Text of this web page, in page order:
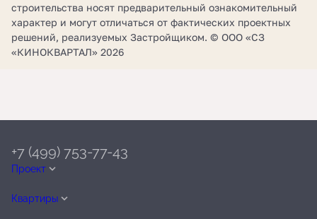
строительства носят предварительный ознакомительный
характер и могут отличаться от фактических проектных
решений, реализуемых Застройщиком. © ООО «СЗ
«КИНОКВАРТАЛ» 2026
Проект
Квартиры
+7 (499) 753-77-43